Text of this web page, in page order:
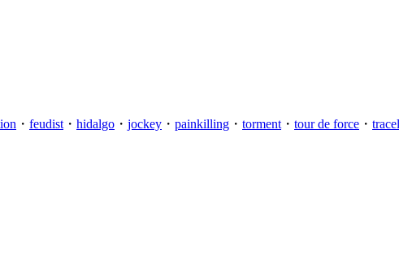
・ feudist ・ hidalgo ・ jockey ・ painkilling ・ torment ・ tour de force ・